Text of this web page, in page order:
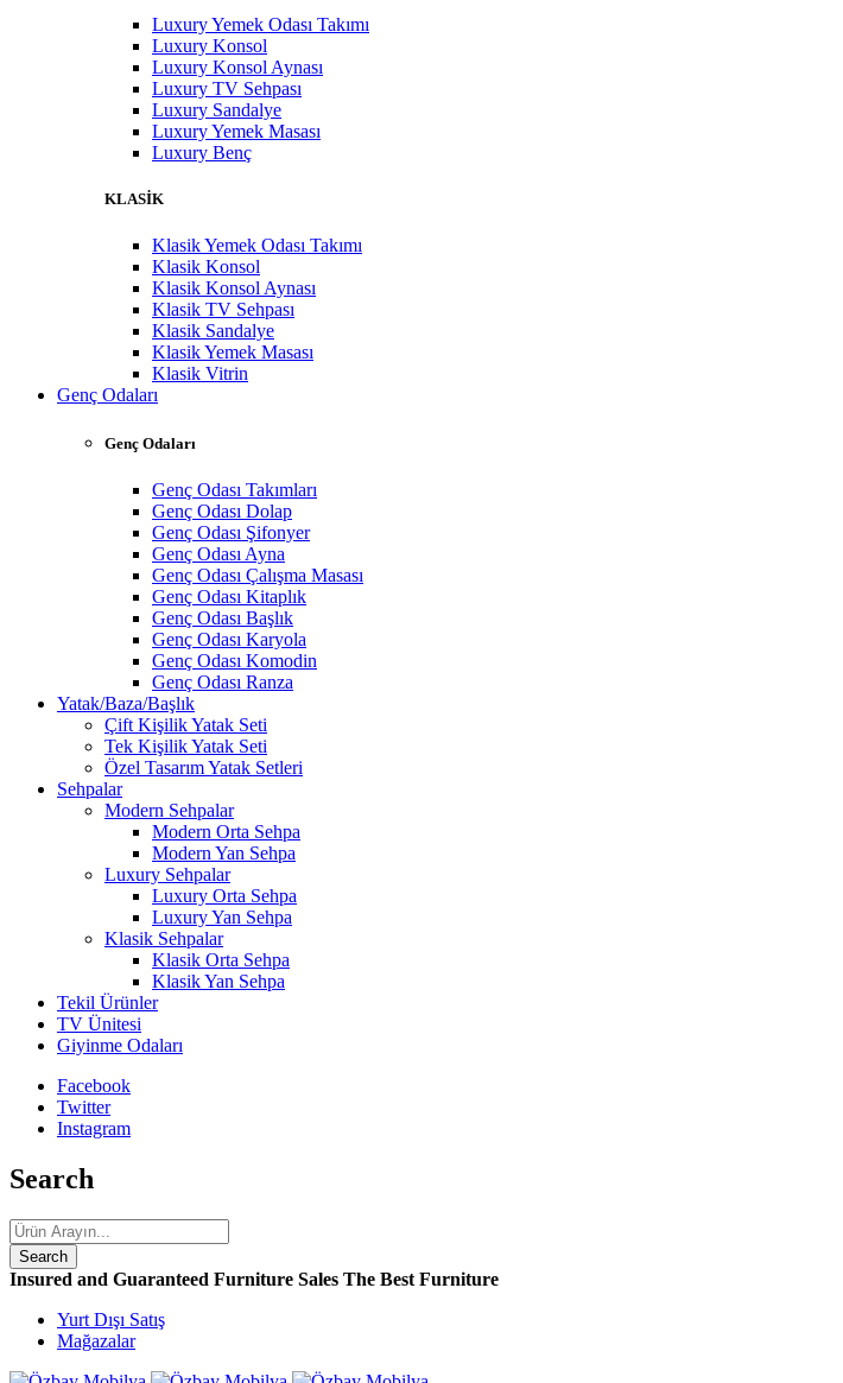
Luxury Yemek Odası Takımı
Luxury Konsol
Luxury Konsol Aynası
Luxury TV Sehpası
Luxury Sandalye
Luxury Yemek Masası
Luxury Benç
KLASİK
Klasik Yemek Odası Takımı
Klasik Konsol
Klasik Konsol Aynası
Klasik TV Sehpası
Klasik Sandalye
Klasik Yemek Masası
Klasik Vitrin
Genç Odaları
Genç Odaları
Genç Odası Takımları
Genç Odası Dolap
Genç Odası Şifonyer
Genç Odası Ayna
Genç Odası Çalışma Masası
Genç Odası Kitaplık
Genç Odası Başlık
Genç Odası Karyola
Genç Odası Komodin
Genç Odası Ranza
Yatak/Baza/Başlık
Çift Kişilik Yatak Seti
Tek Kişilik Yatak Seti
Özel Tasarım Yatak Setleri
Sehpalar
Modern Sehpalar
Modern Orta Sehpa
Modern Yan Sehpa
Luxury Sehpalar
Luxury Orta Sehpa
Luxury Yan Sehpa
Klasik Sehpalar
Klasik Orta Sehpa
Klasik Yan Sehpa
Tekil Ürünler
TV Ünitesi
Giyinme Odaları
Facebook
Twitter
Instagram
Search
Insured and Guaranteed Furniture Sales The Best Furniture
Yurt Dışı Satış
Mağazalar